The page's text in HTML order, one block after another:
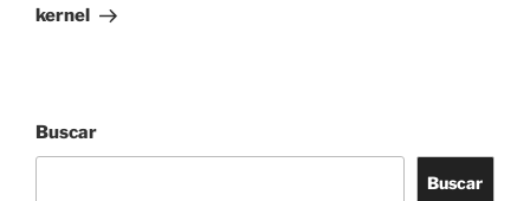
kernel
Buscar
Buscar